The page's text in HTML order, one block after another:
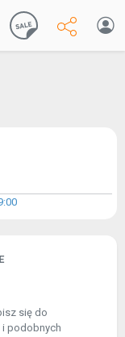
się do
i podobnych